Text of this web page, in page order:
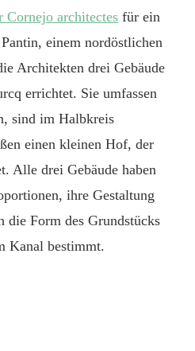
Cornejo architectes für ein
einem nordöstlichen
Architekten drei Gebäude
errichtet. Sie umfassen
sind im Halbkreis
einen kleinen Hof, der
Alle drei Gebäude haben
ihre Gestaltung
Form des Grundstücks
Kanal bestimmt.